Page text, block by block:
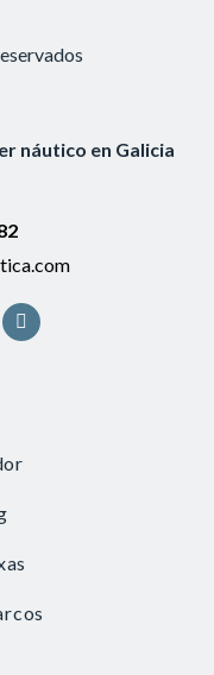
náutico en Galicia